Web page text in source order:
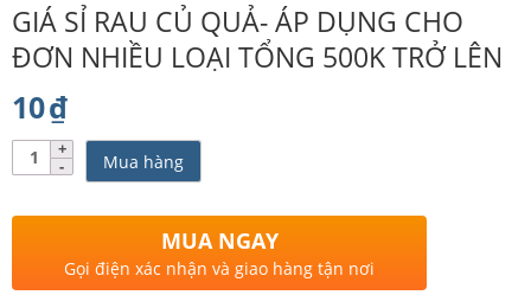
GIÁ SỈ RAU CỦ QUẢ- ÁP DỤNG CHO
ĐƠN NHIỀU LOẠI TỔNG 500K TRỞ LÊN
10₫
Số
lượng
Mua hàng
MUA NGAY
Gọi điện xác nhận và giao hàng tận nơi